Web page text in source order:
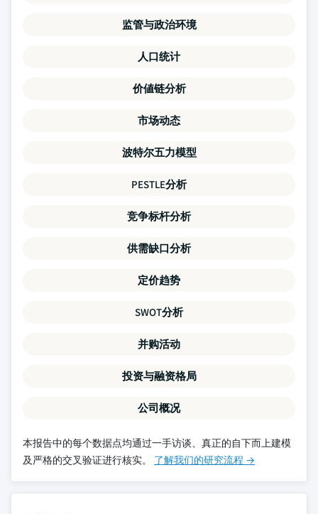
监管与政治环境
人口统计
价値链分析
市场动态
波特尔五力模型
PESTLE分析
竞争标杆分析
供需缺口分析
定价趋势
SWOT分析
并购活动
投资与融资格局
公司概况
本报告中的每个数据点均通过一手访谈、真正的自下而上建模
及严格的交叉验证进行核实。 了解我们的研究流程 →